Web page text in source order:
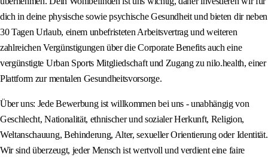
dich in deine physische sowie psychische Gesundheit und bieten dir neben
30 Tagen Urlaub, einem unbefristeten Arbeitsvertrag und weiteren
zahlreichen Vergünstigungen über die Corporate Benefits auch eine
vergünstigte Urban Sports Mitgliedschaft und Zugang zu nilo.health, einer
Plattform zur mentalen Gesundheitsvorsorge.
Über uns: Jede Bewerbung ist willkommen bei uns - unabhängig von
Geschlecht, Nationalität, ethnischer und sozialer Herkunft, Religion,
Weltanschauung, Behinderung, Alter, sexueller Orientierung oder Identität.
Wir sind überzeugt, jeder Mensch ist wertvoll und verdient eine faire